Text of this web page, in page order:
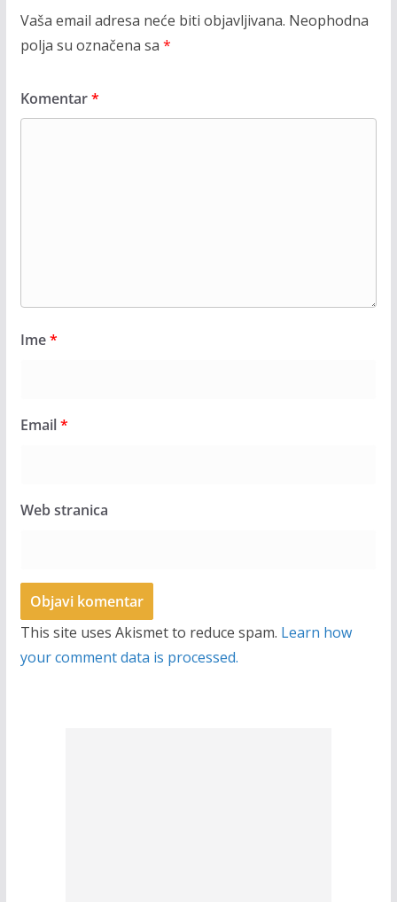
Vaša email adresa neće biti objavljivana. Neophodna
polja su označena sa *
Komentar*
Ime*
Email*
Web stranica
This site uses Akismet to reduce spam. Learn how
your comment data is processed.